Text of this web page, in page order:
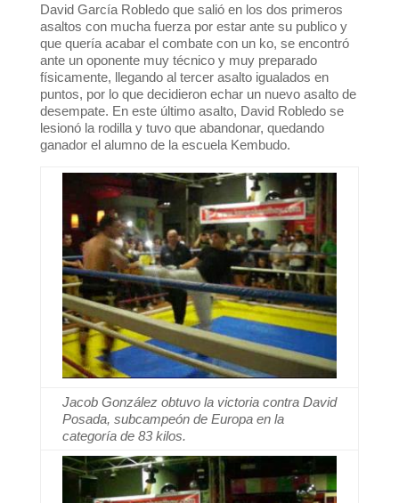
David García Robledo que salió en los dos primeros
asaltos con mucha fuerza por estar ante su publico y
que quería acabar el combate con un ko, se encontró
ante un oponente muy técnico y muy preparado
físicamente, llegando al tercer asalto igualados en
puntos, por lo que decidieron echar un nuevo asalto de
desempate. En este último asalto, David Robledo se
lesionó la rodilla y tuvo que abandonar, quedando
ganador el alumno de la escuela Kembudo.
Jacob González obtuvo la victoria contra David
Posada, subcampeón de Europa en la
categoría de 83 kilos.